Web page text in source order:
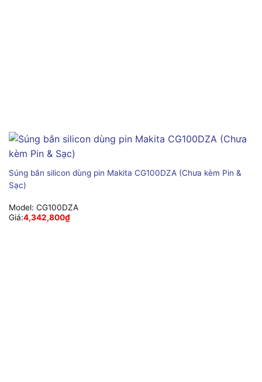
Súng bắn silicon dùng pin Makita CG100DZA (Chưa kèm Pin &
Sạc)
Model: CG100DZA
Giá:4,342,800₫